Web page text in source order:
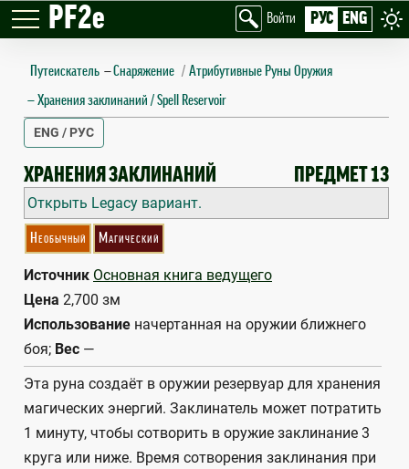
PF2e Войти РУС ENG
Путеискатель —Снаряжение
Атрибутивные Руны Оружия
Хранения заклинаний / Spell Reservoir
ENG / РУС
ХРАНЕНИЯ ЗАКЛИНАНИЙ
SPELL RESERVOIR ПРЕДМЕТ 13
Открыть Legacy вариант.
Необычный Магический
Источник Основная книга ведущего
Цена 2,700 зм
Использование начертанная на оружии ближнего
боя; Вес —
Эта руна создаёт в оружии резервуар для хранения
магических энергий. Заклинатель может потратить
1 минуту, чтобы сотворить в оружие заклинание 3
круга или ниже. Время сотворения заклинания при